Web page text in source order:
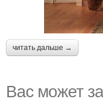
читать дальше →
Вас может